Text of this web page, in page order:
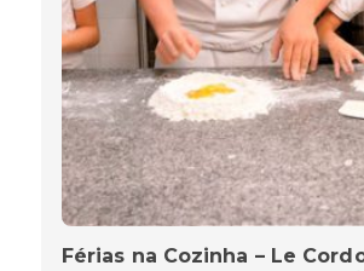
Férias na Cozinha – Le